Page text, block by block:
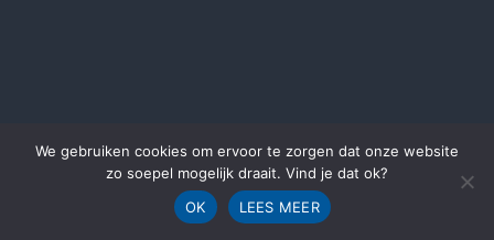
Algemene voorwaarden| Privacybeleid | Disclaimer
2026 Gezondekeuze
We gebruiken cookies om ervoor te zorgen dat onze website
zo soepel mogelijk draait. Vind je dat ok?
OK
LEES MEER